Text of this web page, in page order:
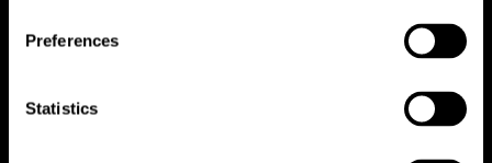
Preferences
Statistics